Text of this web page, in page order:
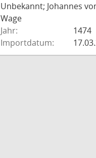
Unbekannt; Johannes
Wage
Jahr:
1474
Importdatum: